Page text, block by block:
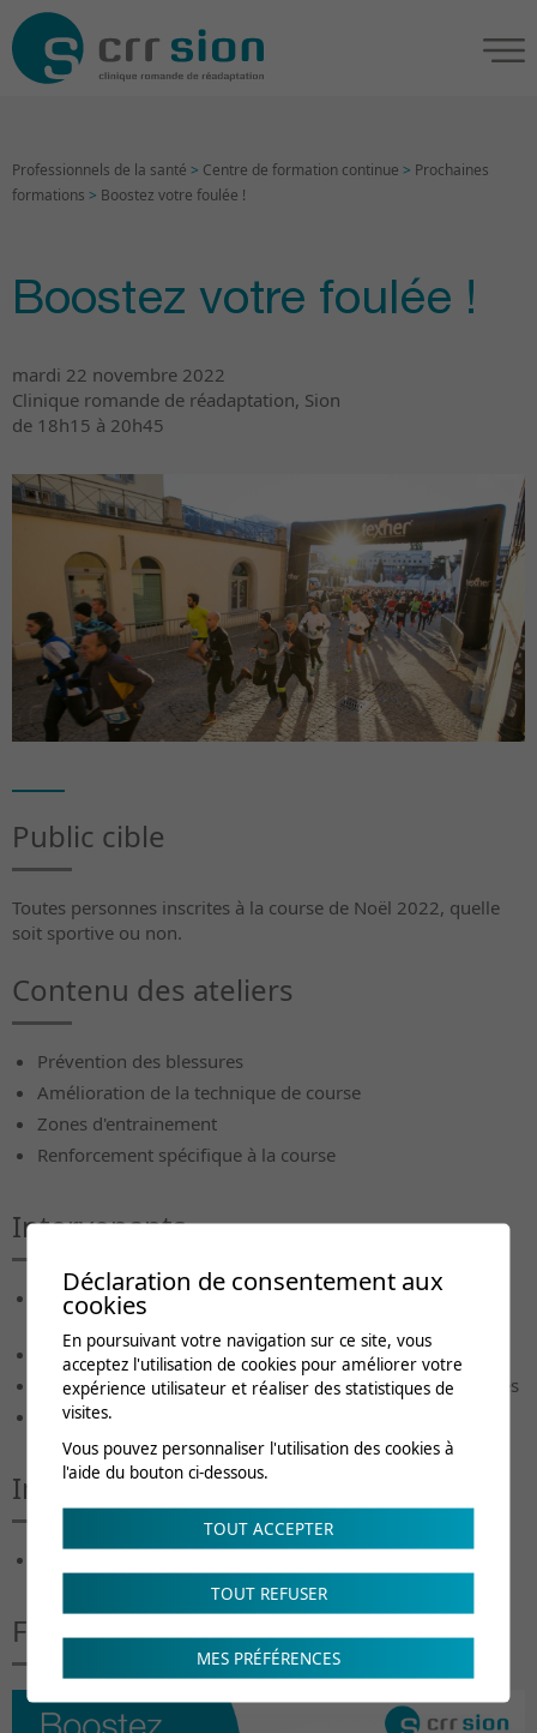
Professionnels de la santé > Centre de formation continue > Prochaines
formations > Boostez votre foulée !
Boostez votre foulée !
mardi 22 novembre 2022
Clinique romande de réadaptation, Sion
de 18h15 à 20h45
Public cible
Toutes personnes inscrites à la course de Noël 2022, quelle
soit sportive ou non.
Contenu des ateliers
Prévention des blessures
Amélioration de la technique de course
Zones d'entrainement
Renforcement spécifique à la course
Intervenants
M. Michaël Duc, Master en entraînement, coordinateur
du service de médecine du sport
M. Grégory Quennoz, Master en entraînement
M. Allan Bonjour, Master en activités physiques adaptées
Mme Sabine Loiseau,
Informations pratiques
Flyer
Déclaration de consentement aux
cookies
En poursuivant votre navigation sur ce site, vous
acceptez l'utilisation de cookies pour améliorer votre
expérience utilisateur et réaliser des statistiques de
visites.
Vous pouvez personnaliser l'utilisation des cookies à
l'aide du bouton ci-dessous.
TOUT ACCEPTER
TOUT REFUSER
MES PRÉFÉRENCES